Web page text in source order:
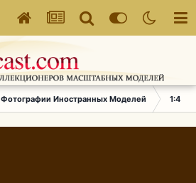
Фотографии Иностранных Моделей 1:43